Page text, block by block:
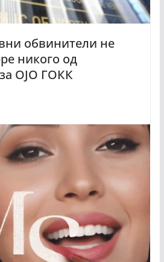
обвинители не
никого од
ОЈО ГОКК